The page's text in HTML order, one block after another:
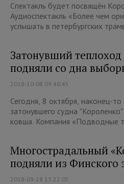
Спектакль будет посвящён
Аудиоспектакль «Более чем
услышать в петербургских
Затонувший теплоход
подняли со дна
2018-10-08 09:40:45
Сегодня, 8 октября, наконец-
затонувшего судна
ковша. Компания «Подводные
Многострадальный
подняли из Финского
2018-09-28 13:22:05